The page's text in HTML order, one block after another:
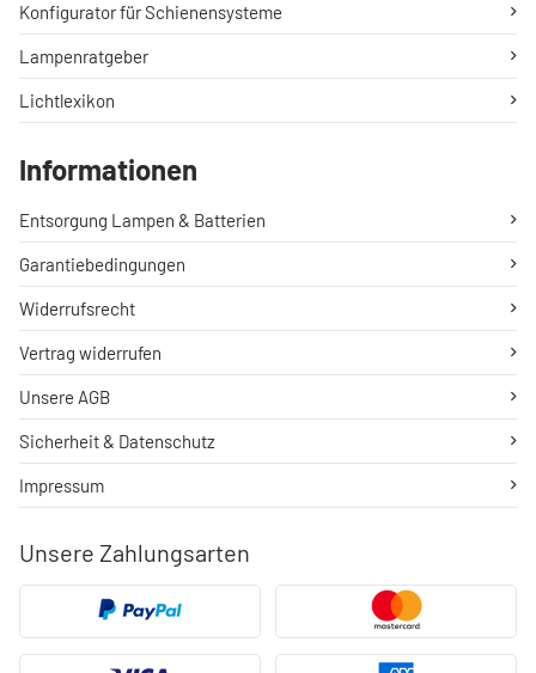
Unsere Zahlungsarten
Konfigurator für Schienensysteme
Lampenratgeber
Lichtlexikon
Informationen
Entsorgung Lampen & Batterien
Garantiebedingungen
Widerrufsrecht
Vertrag widerrufen
Unsere AGB
Sicherheit & Datenschutz
Impressum